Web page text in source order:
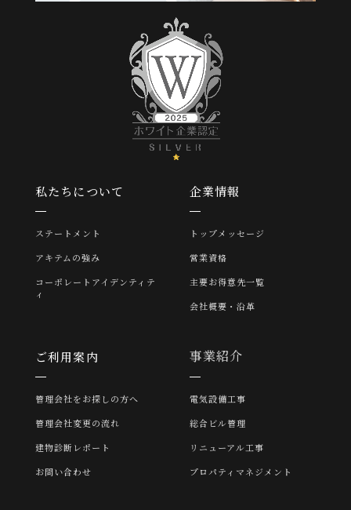
私たちについて
ステートメント
アキテムの強み
コーポレートアイデンティテ
ィ
企業情報
トップメッセージ
営業資格
主要お得意先一覧
会社概要・沿革
ご利用案内
管理会社をお探しの方へ
管理会社変更の流れ
建物診断レポート
お問い合わせ
事業紹介
電気設備工事
総合ビル管理
リニューアル工事
プロパティマネジメント